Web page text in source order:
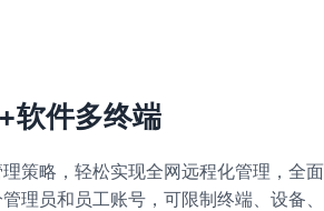
软件多终端
策略，轻松实现全网远程化管理，全
理员和员工账号，可限制终端、设备